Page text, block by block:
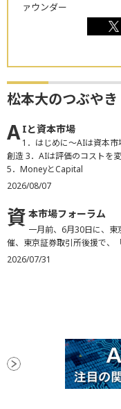
ァウンダー
松本大のつぶやき
A Iと資本市場
1．はじめに〜AIは資本
創造3．AIは評価のコストを
5．MoneyとCapital
2026/08/07
資 本市場フォーラム
一月前、6月30日に、
催、東京証券取引所後援で、
2026/07/31